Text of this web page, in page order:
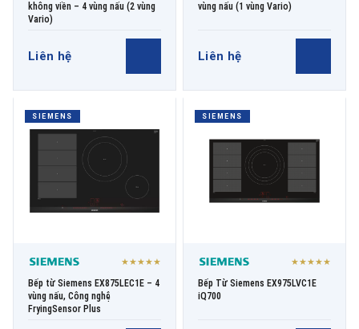
không viền – 4 vùng nấu (2 vùng
Vario)
Liên hệ
vùng nấu (1 vùng Vario)
Liên hệ
SIEMENS
★★★★★
Bếp từ Siemens EX875LEC1E – 4
vùng nấu, Công nghệ
FryingSensor Plus
SIEMENS
★★★★★
Bếp Từ Siemens EX975LVC1E
iQ700